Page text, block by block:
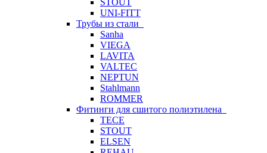
STOUT
UNI-FITT
Трубы из стали
Sanha
VIEGA
LAVITA
VALTEC
NEPTUN
Stahlmann
ROMMER
Фитинги для сшитого полиэтилена
TECE
STOUT
ELSEN